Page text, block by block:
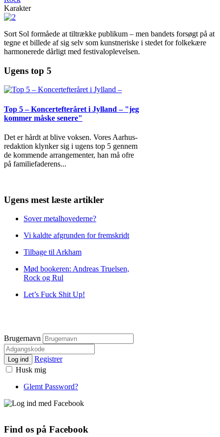
Karakter
Sort Sol formåede at tiltrække publikum – men bandets forsøgt på at
tegne et billede af sig selv som kunstneriske i stedet for folkekære
harmonerede dårligt med festivaloplevelsen.
Ugens top 5
Top 5 – Koncertefteråret i Jylland – "jeg
kommer måske senere"
Det er hårdt at blive voksen. Vores Aarhus-
redaktion klynker sig i ugens top 5 gennem
de kommende arrangementer, han må ofre
på familiefaderens...
Ugens mest læste artikler
Sover metalhovederne?
Vi kaldte afgrunden for fremskridt
Tilbage til Arkham
Mød bookeren: Andreas Truelsen,
Rock og Rul
Let’s Fuck Shit Up!
Brugernavn
Log ind
Registrer
Husk mig
Glemt Password?
Find os på Facebook